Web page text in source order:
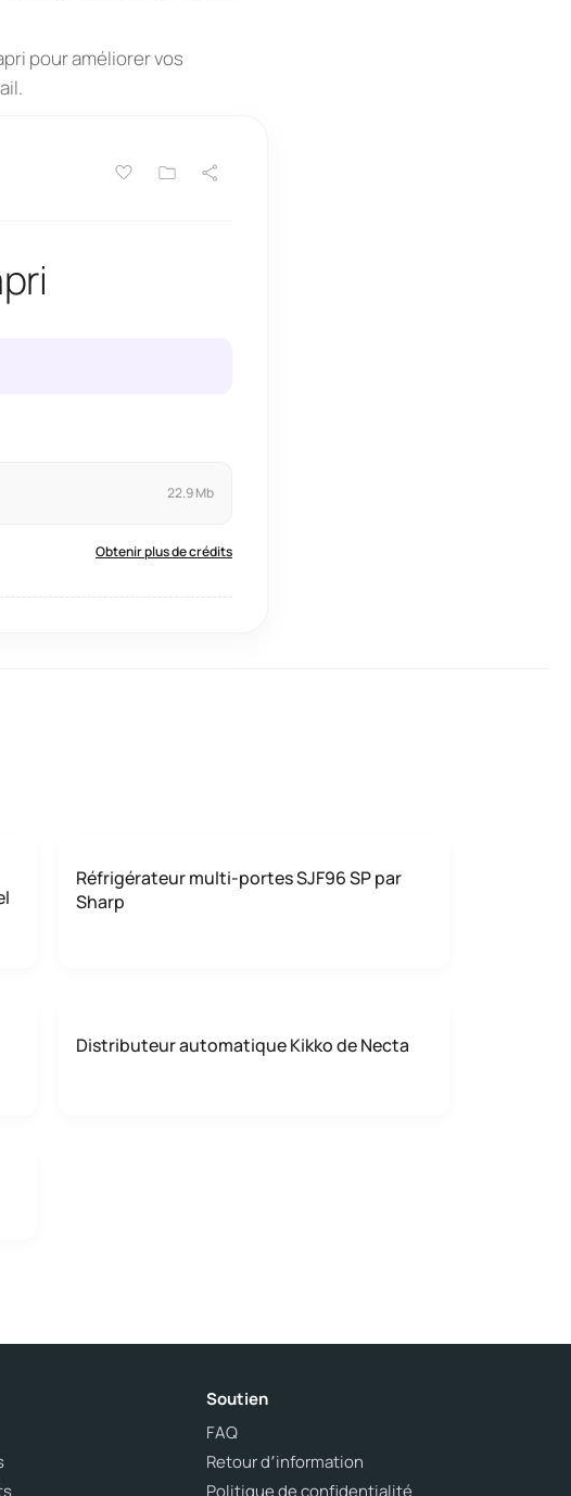
pour améliorer vos
22.9 Mb
Obtenir plus de crédits
Réfrigérateur multi-portes SJF96 SP par
Sharp
Distributeur automatique Kikko de Necta
Soutien
FAQ
Retour d՚information
Politique de confidentialité